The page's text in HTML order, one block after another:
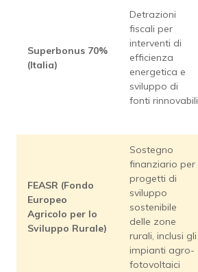
Superbonus 70%
(Italia)
Detrazioni
fiscali per
interventi di
efficienza
energetica e
sviluppo di
fonti rinnovabili
FEASR (Fondo
Europeo
Agricolo per lo
Sviluppo Rurale)
Sostegno
finanziario per
progetti di
sviluppo
sostenibile
delle zone
rurali, inclusi gli
impianti agro-
fotovoltaici